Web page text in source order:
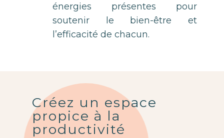
énergies présentes pour
soutenir le bien-être et
l’efficacité de chacun.
Créez un espace
propice à la
productivité